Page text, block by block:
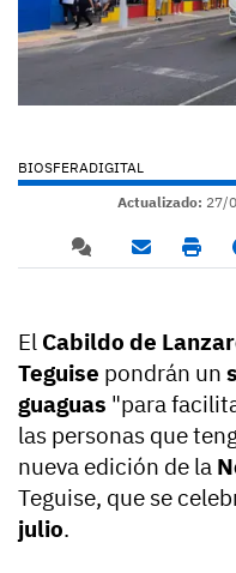
BIOSFERADIGITAL
Actualizado: 27/
El Cabildo de
Teguise pondrán un
guaguas "para
las personas que
nueva edición de la
Teguise, que se
julio.